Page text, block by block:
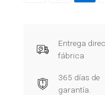
Entrega
fábrica
365 días de
garantía.